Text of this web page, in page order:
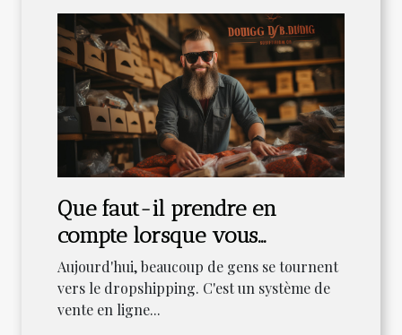
Que faut-il prendre en
compte lorsque vous
commencez en dropshipping
SEO ?
Aujourd'hui, beaucoup de gens se tournent
vers le dropshipping. C'est un système de
vente en ligne...